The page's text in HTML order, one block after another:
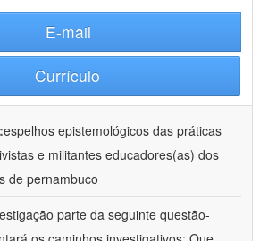
E-mail
Currículo
espelhos epistemológicos das práticas
e militantes educadores(as) dos
de pernambuco
parte da seguinte questão-